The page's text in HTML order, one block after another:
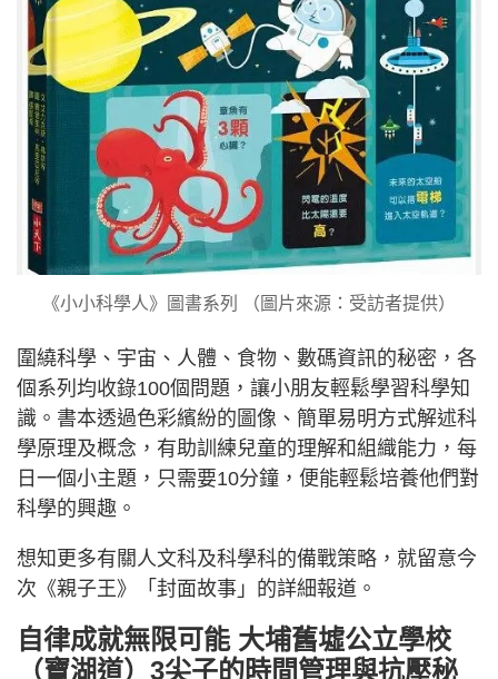
《小小科學人》圖書系列 （圖片來源：受訪者提供）
圍繞科學、宇宙、人體、食物、數碼資訊的秘密，各
個系列均收錄100個問題，讓小朋友輕鬆學習科學知
識。書本透過色彩繽紛的圖像、簡單易明方式解述科
學原理及概念，有助訓練兒童的理解和組織能力，每
日一個小主題，只需要10分鐘，便能輕鬆培養他們對
科學的興趣。
想知更多有關人文科及科學科的備戰策略，就留意今
次《親子王》「封面故事」的詳細報道。
自律成就無限可能 大埔舊墟公立學校
（寶湖道）3尖子的時間管理與抗壓秘